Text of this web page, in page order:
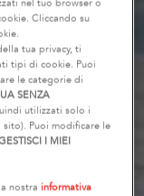
nel tuo browser o
Cliccando su
tua privacy, ti
tipi di cookie. Puoi
le categorie di
SENZA
utilizzati solo i
Puoi modificare le
I MIEI
nostra informativa